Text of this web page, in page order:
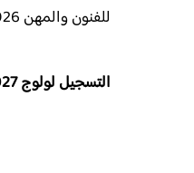
للفنون والمهن 2026-2027 ENSAM
التسجيل لولوج